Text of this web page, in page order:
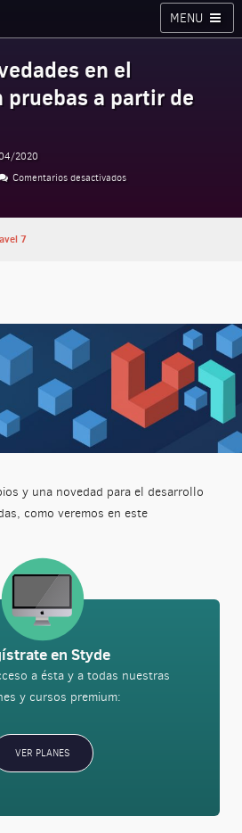
Styde.net
MENU
en el
pruebas a partir de
2020
Comentarios desactivados
7
y una novedad para el desarrollo
como veremos en este
en Styde
a ésta y a todas nuestras
y cursos premium:
VER PLANES